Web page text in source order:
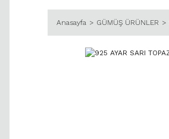
Anasayfa GÜMÜŞ ÜRÜNLER